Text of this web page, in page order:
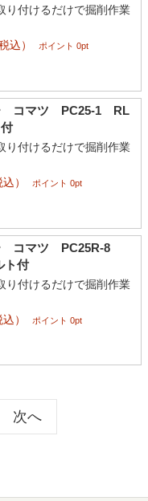
り付けるだけで掘削作業
込） ポイント 0pt
コマツ PC25-1 RL
り付けるだけで掘削作業
込） ポイント 0pt
コマツ PC25R-8
ト付
り付けるだけで掘削作業
込） ポイント 0pt
次へ